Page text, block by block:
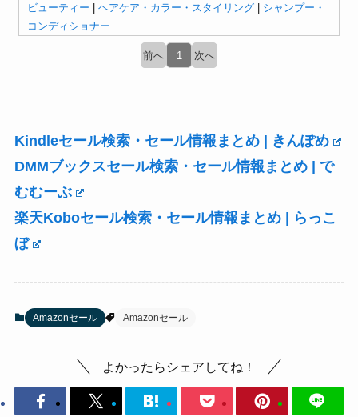
ビューティー ヘアケア・カラー・スタイリング| シャンプー・
コンディショナー
前へ 1 次へ
Kindleセール検索・セール情報まとめ | きんぽめ
DMMブックスセール検索・セール情報まとめ | で
むむーぶ
楽天Koboセール検索・セール情報まとめ | らっこ
ぼ
Amazonセール Amazonセール
よかったらシェアしてね！